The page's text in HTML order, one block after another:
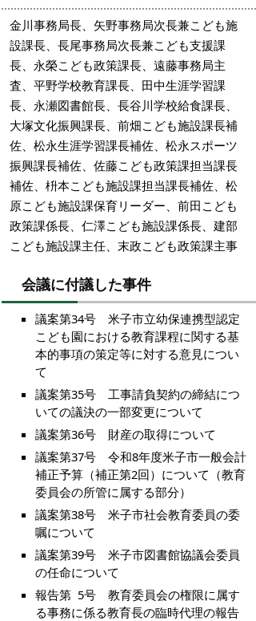
金川事務局長、 矢野事務局次長兼こども施
設課長、長尾事務局次長兼こども支援課
長、 永榮こども政策課長、遠藤事務局主
査、平野学校教育課長、田中生涯学習課
長、永瀬図書館長、長谷川学校給食課長、
大塚文化振興課長、前畑こども施設課長補
佐、松永生涯学習課長補佐、松永スポーツ
振興課長補佐、佐藤こども政策課担当課長
補佐、枡本こども施設課担当課長補佐、松
原こども施設課保育リーダー、前田こども
政策課係長、仁澤こども施設課係長、建部
こども施設課主任、末政こども政策課主事
会議に付議した事件
議案第34号 米子市立幼保連携型認定
こども園における教育課程に関する基
本的事項の策定等に対する意見につい
て
議案第35号 工事請負契約の締結につ
いての議決の一部変更について
議案第36号 財産の取得について
議案第37号 令和8年度米子市一般会計
補正予算（補正第2回）について（教育
委員会の所管に属する部分）
議案第38号 米子市社会教育委員の委
嘱について
議案第39号 米子市図書館協議会委員
の任命について
報告第 5号 教育委員会の権限に属す
る事務に係る教育長の臨時代理の報告